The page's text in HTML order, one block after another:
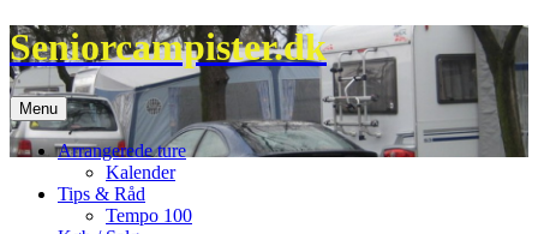
Hop
til
indhold
Seniorcampister.dk
Menu
Arrangerede ture
Kalender
Tips & Råd
Tempo 100